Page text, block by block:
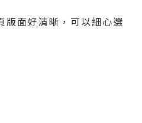
版面好清晰，可以細心選